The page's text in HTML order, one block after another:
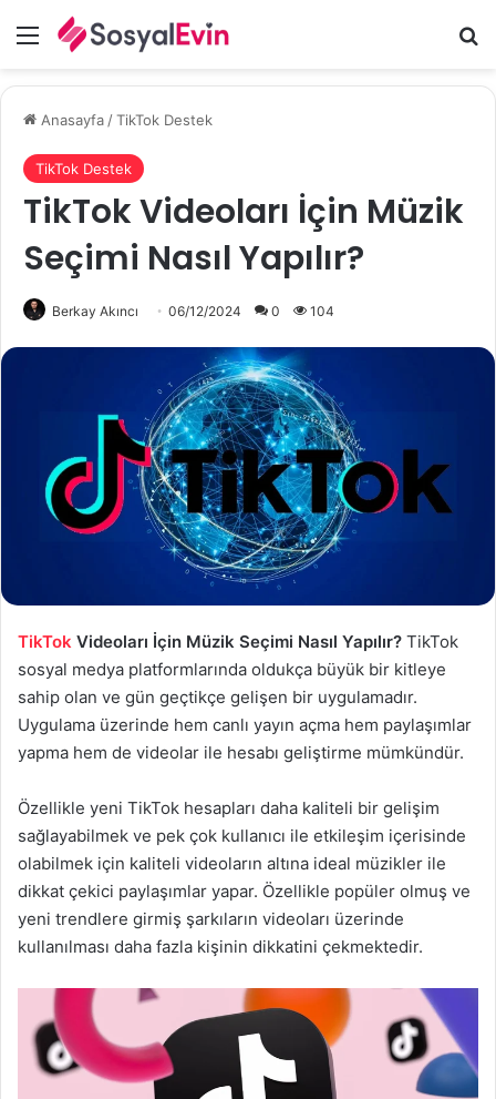
Menü
Anasayfa /TikTok Destek
TikTok Destek
TikTok Videoları İçin Müzik
Seçimi Nasıl Yapılır?
Berkay Akıncı 06/12/2024 0 104
TikTok Videoları İçin Müzik Seçimi Nasıl Yapılır? TikTok
sosyal medya platformlarında oldukça büyük bir kitleye
sahip olan ve gün geçtikçe gelişen bir uygulamadır.
Uygulama üzerinde hem canlı yayın açma hem paylaşımlar
yapma hem de videolar ile hesabı geliştirme mümkündür.
Özellikle yeni TikTok hesapları daha kaliteli bir gelişim
sağlayabilmek ve pek çok kullanıcı ile etkileşim içerisinde
olabilmek için kaliteli videoların altına ideal müzikler ile
dikkat çekici paylaşımlar yapar. Özellikle popüler olmuş ve
yeni trendlere girmiş şarkıların videoları üzerinde
kullanılması daha fazla kişinin dikkatini çekmektedir.